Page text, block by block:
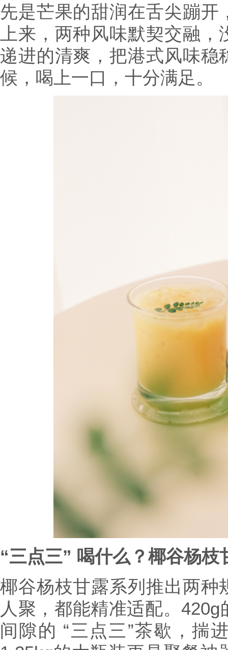
先是芒果的甜润在舌尖蹦
上来，两种风味默契交融
递进的清爽，把港式风味稳
候，喝上一口，十分满足。
“三点三” 喝什么？椰谷杨枝
椰谷杨枝甘露系列推出两种
人聚，都能精准适配。
间隙的 “三点三”茶歇，揣